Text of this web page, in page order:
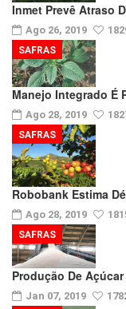
Inmet Prevê Atraso
Ago 26, 2019
Manejo Integrado É
Ago 28, 2019
SAFRAS
Robobank Estima
Ago 28, 2019
SAFRAS
Produção De
Jan 07, 2019
SAFRAS